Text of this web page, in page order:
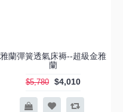
雅蘭彈簧透氣床褥--超級金雅
蘭
$5,780 $4,010